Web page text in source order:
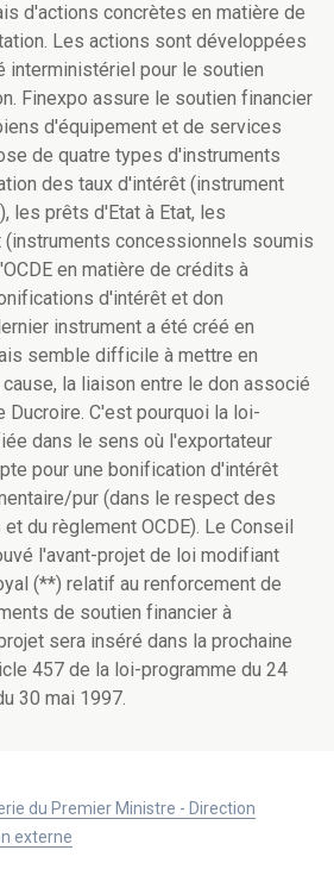
d'actions concrètes en matière de
Les actions sont développées
interministériel pour le soutien
Finexpo assure le soutien financier
d'équipement et de services
de quatre types d'instruments
des taux d'intérêt (instrument
les prêts d'Etat à Etat, les
concessionnels soumis
en matière de crédits à
d'intérêt et don
instrument a été créé en
semble difficile à mettre en
la liaison entre le don associé
Ducroire. C'est pourquoi la loi-
dans le sens où l'exportateur
pour une bonification d'intérêt
pur (dans le respect des
du règlement OCDE). Le Conseil
l'avant-projet de loi modifiant
(**) relatif au renforcement de
de soutien financier à
sera inséré dans la prochaine
457 de la loi-programme du 24
30 mai 1997.
du Premier Ministre - Direction
externe